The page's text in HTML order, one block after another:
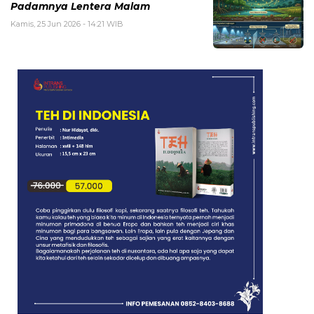
Padamnya Lentera Malam
Kamis, 25 Jun 2026 - 14:21 WIB